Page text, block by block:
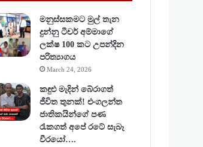
මනුස්සකමට මුල් තැන
දුන්නු ටීචර් අම්මාගේ
ලක්ෂ 100 කට උපන්දින
පරිත්‍යාගය
March 24, 2026
කඳුළු මැදින් බේරාගත්
ජීවිත තුනක්! එංගලන්ත
ජාතිකයින්ගේ පණ
රැකගත් අපේ රටේ සැබෑ
වීරයෝ….